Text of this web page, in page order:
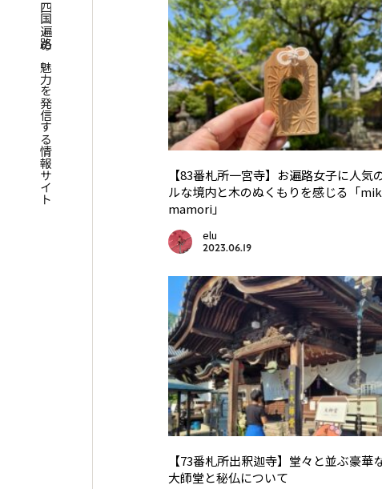
四国遍路の魅力を発信する情報サイト
【83番札所一宮寺】お遍路女子に人気
ルな境内と木のぬくもりを感じる「
mamori」
elu
2023.06.19
【73番札所出釈迦寺】堂々と並ぶ豪華
大師堂と秘仏について